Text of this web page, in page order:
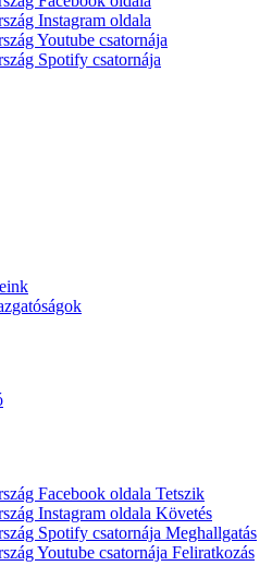
Tetszik
Követés
Meghallgatás
Feliratkozás